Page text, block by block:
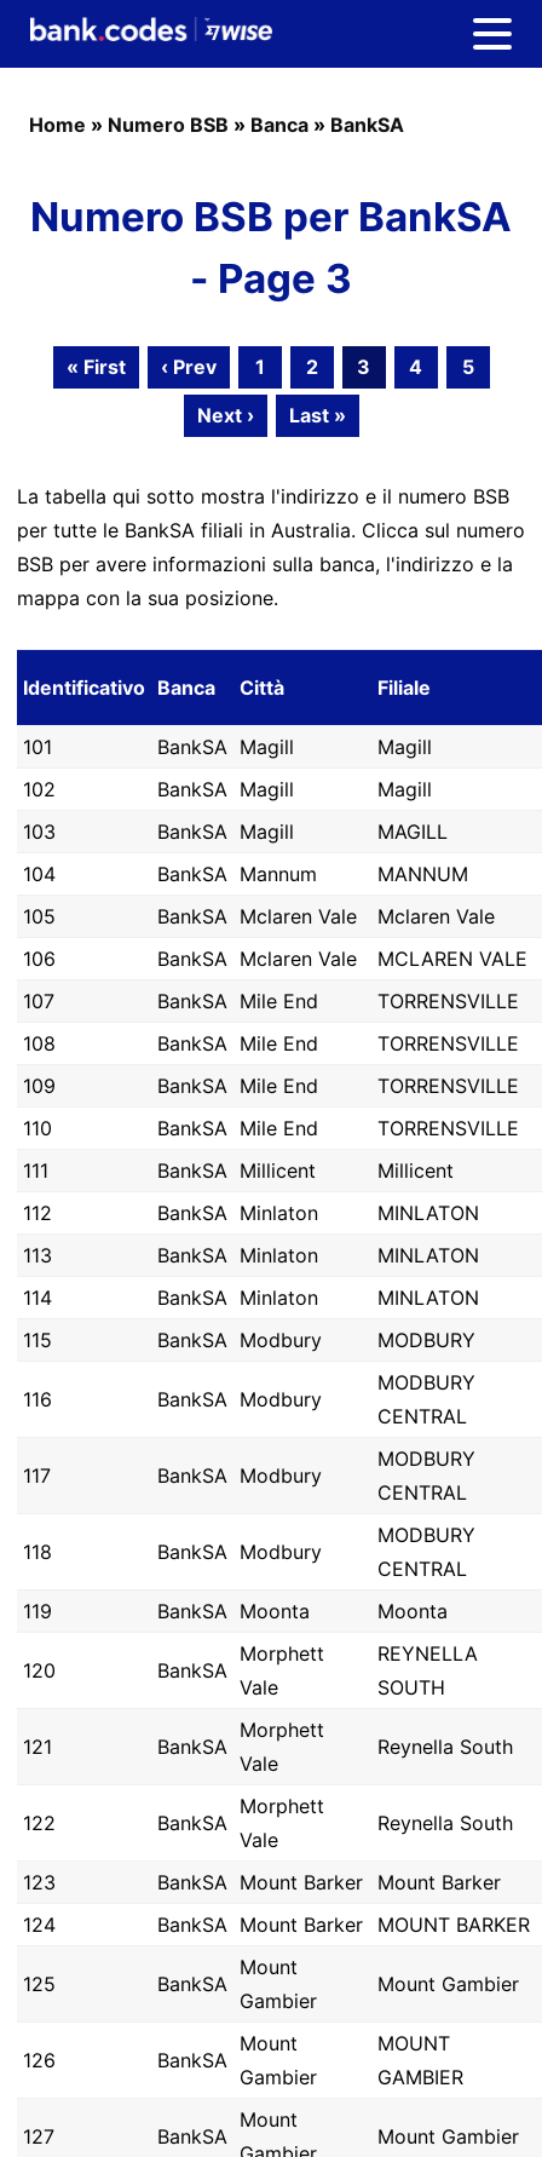
Home » Numero BSB » Banca » BankSA
Numero BSB per BankSA
- Page 3
« First ‹ Prev 1 2 3 4
5
Next ›
Last »
La tabella qui sotto mostra l'indirizzo e il numero BSB
per tutte le BankSA filiali in Australia. Clicca sul numero
BSB per avere informazioni sulla banca, l'indirizzo e la
mappa con la sua posizione.
Identificativo Banca Città Filiale
101 BankSA Magill
Magill
102
BankSA Magill
Magill
103
BankSA Magill
MAGILL
104
BankSA Mannum
MANNUM
105
BankSA Mclaren Vale
Mclaren Vale
106
BankSA Mclaren Vale
MCLAREN VALE
107
BankSA Mile End
TORRENSVILLE
108
BankSA Mile End
TORRENSVILLE
109
BankSA Mile End
TORRENSVILLE
110
BankSA Mile End
TORRENSVILLE
111
BankSA Millicent
Millicent
112
BankSA Minlaton
MINLATON
113
BankSA Minlaton
MINLATON
114
BankSA Minlaton
MINLATON
115
BankSA Modbury MODBURY
116 BankSA Modbury
MODBURY
CENTRAL
117 BankSA Modbury
MODBURY
CENTRAL
118 BankSA Modbury
MODBURY
CENTRAL
119
BankSA Moonta Moonta
120 BankSA
Morphett
Vale
REYNELLA
SOUTH
121 BankSA
Morphett
Vale
Reynella South
122 BankSA
Morphett
Vale
Reynella South
123 BankSA Mount Barker
Mount Barker
124
BankSA Mount Barker MOUNT BARKER
125 BankSA
Mount
Gambier
Mount Gambier
126 BankSA
Mount
Gambier
MOUNT
GAMBIER
127 BankSA
Mount
Mount Gambier